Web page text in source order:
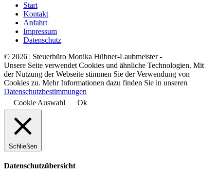
Start
Kontakt
Anfahrt
Impressum
Datenschutz
© 2026 | Steuerbüro Monika Hübner-Laubmeister -
Unsere Seite verwendet Cookies und ähnliche Technologien. Mit
der Nutzung der Webseite stimmen Sie der Verwendung von
Cookies zu. Mehr Informationen dazu finden Sie in unseren
Datenschutzbestimmungen
Cookie Auswahl
Ok
Schließen
Datenschutzübersicht